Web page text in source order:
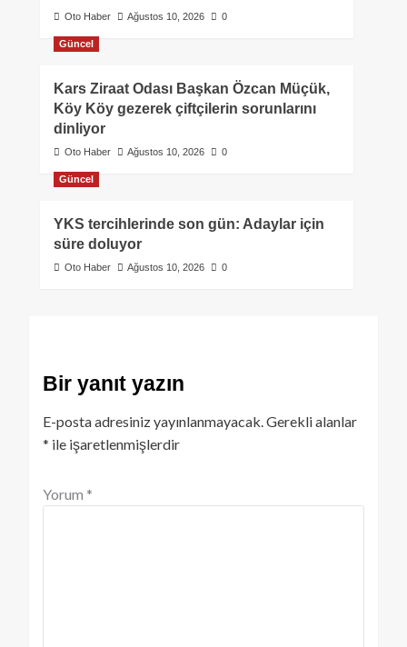
Oto Haber Ağustos 10, 2026 0
Güncel
Kars Ziraat Odası Başkan Özcan Müçük,
Köy Köy gezerek çiftçilerin sorunlarını
dinliyor
Oto Haber Ağustos 10, 2026 0
Güncel
YKS tercihlerinde son gün: Adaylar için
süre doluyor
Oto Haber Ağustos 10, 2026 0
Bir yanıt yazın
E-posta adresiniz yayınlanmayacak.Gerekli alanlar
* ile işaretlenmişlerdir
Yorum *